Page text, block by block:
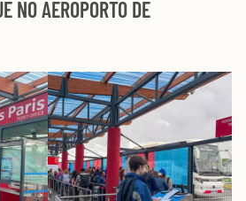
NO AEROPORTO DE